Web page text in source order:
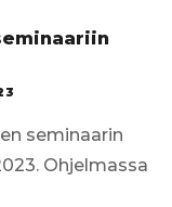
seminaarin
Ohjelmassa